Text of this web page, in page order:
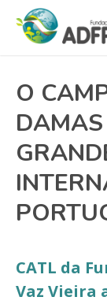
O
CATL da
Vaz Vieira